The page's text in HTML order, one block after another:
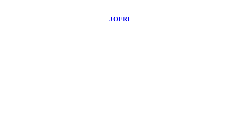
JOERI